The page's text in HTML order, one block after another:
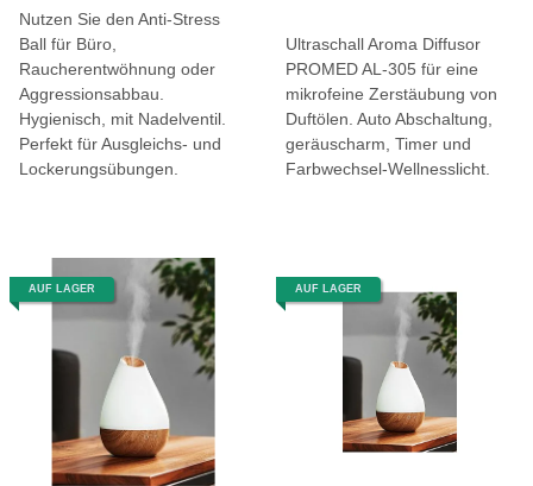
Nutzen Sie den Anti-Stress
Ball für Büro,
Raucherentwöhnung oder
Aggressionsabbau.
Hygienisch, mit Nadelventil.
Perfekt für Ausgleichs- und
Lockerungsübungen.
Ultraschall Aroma Diffusor
PROMED AL-305 für eine
mikrofeine Zerstäubung von
Duftölen. Auto Abschaltung,
geräuscharm, Timer und
Farbwechsel-Wellnesslicht.
AUF LAGER AUF LAGER